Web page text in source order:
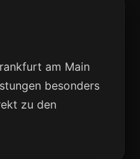
am Main
besonders
zu den